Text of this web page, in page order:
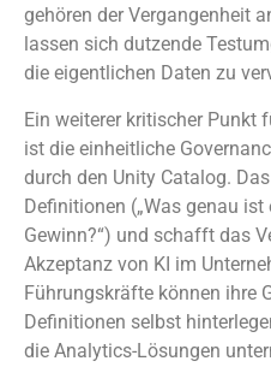
gehören der Vergangenheit
lassen sich dutzende
die eigentlichen Daten zu
Ein weiterer kritischer Punkt
ist die einheitliche
durch den Unity Catalog.
Definitionen („Was genau ist
Gewinn?“) und schafft das
Akzeptanz von KI im
Führungskräfte können ihre
Definitionen selbst
die Analytics-Lösungen